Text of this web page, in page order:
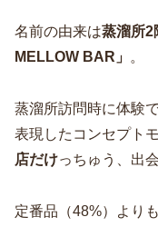
名前の由来は蒸溜所2
MELLOW BAR」 。
蒸溜所訪問時に体験
表現したコンセプト
店だけっちゅう、出
定番品（48%）より